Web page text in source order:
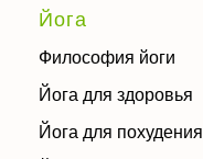
Йога
Философия йоги
Йога для здоровья
Йога для похудения